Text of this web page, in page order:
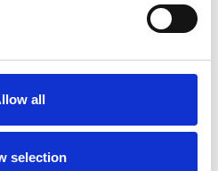
all
selection
med fokus